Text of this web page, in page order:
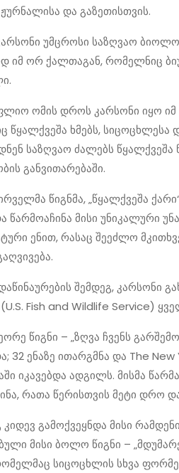
ჟურნალისა და გაზეთისთვის.
უმცროსი საზღვაო
იმ ორ ქალთაგან, რომელნიც
ომის დროს კარსონი იყო
წყალქვეშა ხმებს,
საზღვაო ძალებს წყალქვეშა
განვითარებაში.
წიგნმა, „წყალქვეშა
წარმოაჩინა მისი უნიკალური
ენით, რასაც შეეძლო
შემდეგ, კარსონი
(U.S. Fish and Wildlife Service)
წიგნი – „ზღვა ჩვენს
32 ენაზე ითარგმნა და The
იკავებდა ადგილს. მისმა
რათა წერისთვის მეტი დრო
კიდევ გამოქვეყნდა მისი
მისი ბოლო წიგნი –
სიცოცხლის სხვა